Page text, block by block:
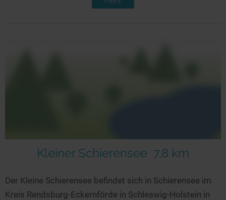
Kleiner Schierensee 7,8 km
Der Kleine Schierensee befindet sich in Schierensee im
Kreis Rendsburg-Eckernförde in Schleswig-Holstein in